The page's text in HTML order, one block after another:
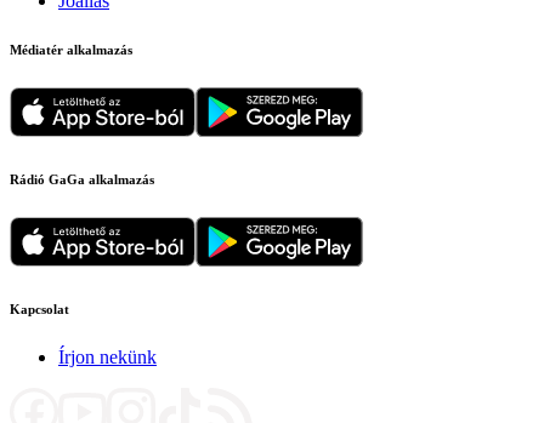
Médiatér alkalmazás
Rádió GaGa alkalmazás
Kapcsolat
Írjon nekünk